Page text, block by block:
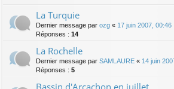
La Turquie
Dernier message par ozg « 17 juin 2007, 00:46
Réponses : 14
La Rochelle
Dernier message par SAMLAURE « 14 juin
Réponses : 5